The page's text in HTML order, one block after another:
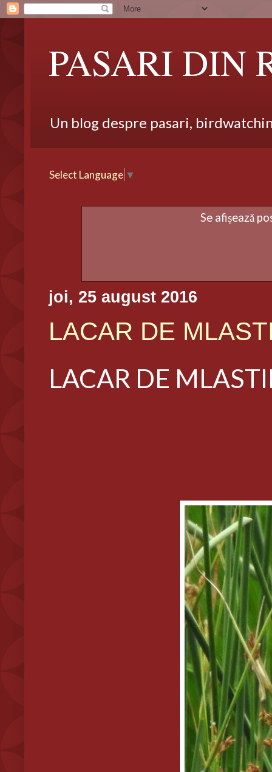
PASARI DIN
Un blog despre pasari,
Select Language ▼
Se afișează
joi, 25 august 2016
LACAR DE
LACAR DE